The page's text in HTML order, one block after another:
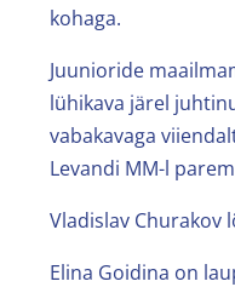
kohaga.
Juunioride
lühikava järel
vabakavaga
Levandi MM-l
Vladislav Churakov
Elina Goidina on